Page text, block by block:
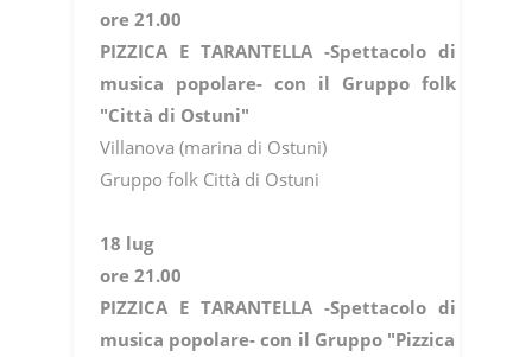
ore 21.00
PIZZICA E TARANTELLA -Spettacolo di
musica popolare- con il Gruppo folk
"Città di Ostuni"
Villanova (marina di Ostuni)
Gruppo folk Città di Ostuni
18 lug
ore 21.00
PIZZICA E TARANTELLA -Spettacolo di
musica popolare- con il Gruppo "Pizzica